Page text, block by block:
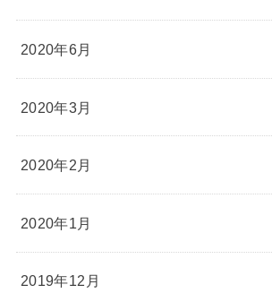
2020年6月
2020年3月
2020年2月
2020年1月
2019年12月